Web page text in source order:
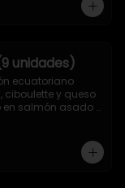
unidades)
ecuatoriano
y queso
en salmón asado